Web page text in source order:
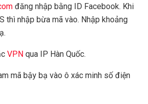
đăng nhập bằng ID Facebook. Khi
thì nhập bừa mã vào. Nhập khoảng
VPN qua IP Hàn Quốc.
mã bậy bạ vào ô xác minh số điện